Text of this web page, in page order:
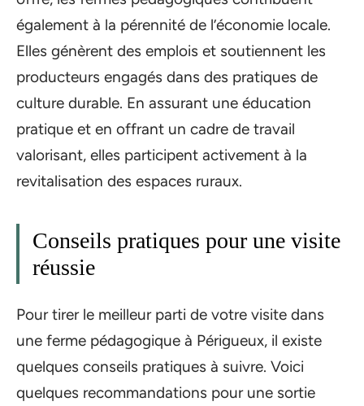
également à la pérennité de l’économie locale.
Elles génèrent des emplois et soutiennent les
producteurs engagés dans des pratiques de
culture durable. En assurant une éducation
pratique et en offrant un cadre de travail
valorisant, elles participent activement à la
revitalisation des espaces ruraux.
Conseils pratiques pour une visite
réussie
Pour tirer le meilleur parti de votre visite dans
une ferme pédagogique à Périgueux, il existe
quelques conseils pratiques à suivre. Voici
quelques recommandations pour une sortie